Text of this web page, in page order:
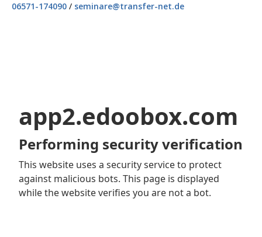
06571-174090 / seminare@transfer-net.de